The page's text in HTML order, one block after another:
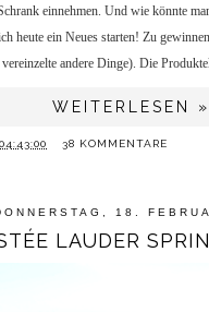
einnehmen. Und wie könnte
heute ein Neues starten! Zu
andere Dinge). Die
WEITERLESEN »
04:43:00 38 KOMMENTARE
18.
LAUDER